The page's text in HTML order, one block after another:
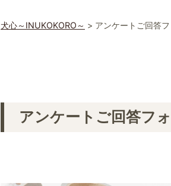
犬心～INUKOKORO～ > アンケートご回答
アンケートご回答フ